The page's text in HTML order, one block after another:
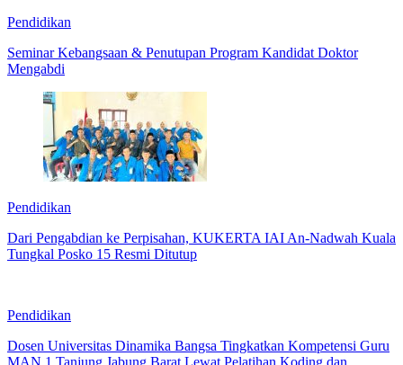
Pendidikan
Seminar Kebangsaan & Penutupan Program Kandidat Doktor
Mengabdi
Pendidikan
Dari Pengabdian ke Perpisahan, KUKERTA IAI An-Nadwah Kuala
Tungkal Posko 15 Resmi Ditutup
Pendidikan
Dosen Universitas Dinamika Bangsa Tingkatkan Kompetensi Guru
MAN 1 Tanjung Jabung Barat Lewat Pelatihan Koding dan